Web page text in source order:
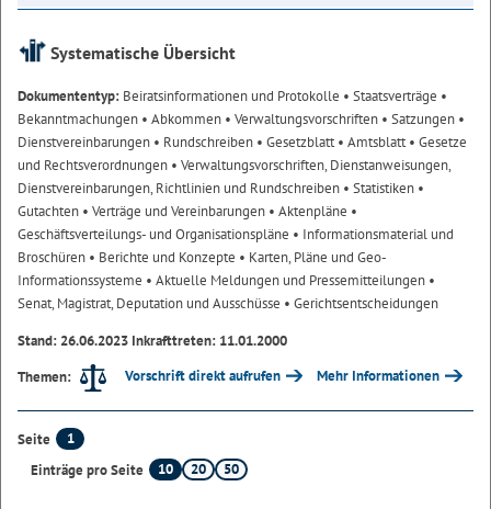
Systematische Übersicht
Dokumententyp: Beiratsinformationen und Protokolle • Staatsverträge •
Bekanntmachungen • Abkommen • Verwaltungsvorschriften • Satzungen •
Dienstvereinbarungen • Rundschreiben • Gesetzblatt• Amtsblatt• Gesetze
und Rechtsverordnungen • Verwaltungsvorschriften, Dienstanweisungen,
Dienstvereinbarungen, Richtlinien und Rundschreiben • Statistiken •
Gutachten • Verträge und Vereinbarungen • Aktenpläne •
Geschäftsverteilungs- und Organisationspläne • Informationsmaterial und
Broschüren • Berichte und Konzepte • Karten, Pläne und Geo-
Informationssysteme • Aktuelle Meldungen und Pressemitteilungen •
Senat, Magistrat, Deputation und Ausschüsse • Gerichtsentscheidungen
Stand: 26.06.2023 Inkrafttreten: 11.01.2000
Themen:
Vorschrift direkt aufrufen Mehr Informationen
Seite
1
Einträge pro Seite
10 20 50